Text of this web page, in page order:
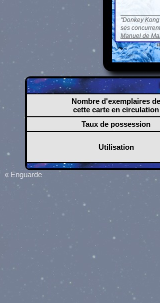
Donkey
ses
Manuel de
Nombre d'exemplaires de
cette carte en circulation
Taux de possession
Utilisation
« Enguarde